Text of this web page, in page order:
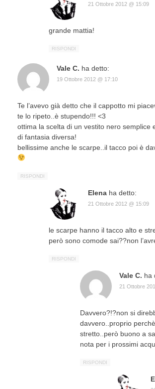
21 Ottobre 2012 @ 15:09
grande mattia!
RISPONDI
Vale C. ha detto:
19 Ottobre 2012 @ 17:10
Te l’avevo già detto che il cappotto mi
te lo ripeto..è stupendo!!! <3
ottima la scelta di un vestito nero semplice
di fantasia diversa!
bellissime anche le scarpe..il tacco poi è
RISPONDI
Elena ha detto:
21 Ottobre 2012 @ 15:09
le scarpe hanno il tacco alto e
però sono comode sai??non
RISPONDI
Vale C. ha
21 Ottobre
Davvero?!?non si
davvero..proprio
stretto..però buono a
nota per i prossimi
RISPONDI